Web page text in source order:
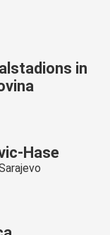
in
Hase